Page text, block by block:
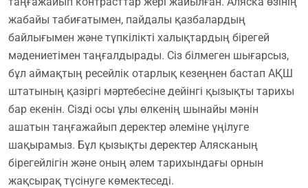
жабайы табиғатымен, пайдалы қазбалардың
байлығымен және түпкілікті халықтардың бірегей
мәдениетімен таңғалдырады. Сіз білмеген шығарсыз,
бұл аймақтың ресейлік отарлық кезеңнен бастап АҚШ
штатының қазіргі мәртебесіне дейінгі қызықты тарихы
бар екенін. Сізді осы ұлы өлкенің шынайы мәнін
ашатын таңғажайып деректер әлеміне үңілуге
шақырамыз. Бұл қызықты деректер Алясканың
бірегейлігін және оның әлем тарихындағы орнын
жақсырақ түсінуге көмектеседі.